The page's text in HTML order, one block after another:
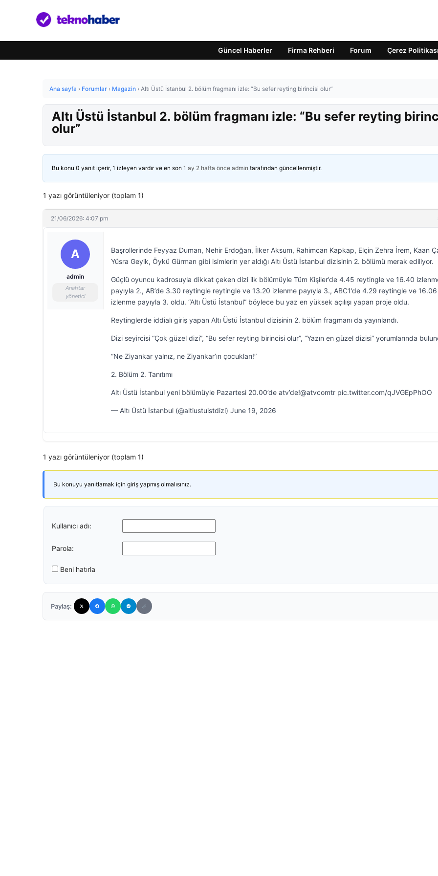
Güncel Haberler Firma Rehberi Forum Çerez Politikası
Ana sayfa › Forumlar › Magazin › Altı Üstü İstanbul 2. bölüm fragmanı izle: “Bu sefer reyting birincisi olur”
Altı Üstü İstanbul 2. bölüm fragmanı izle: “Bu sefer reyting
olur”
Bu konu 0 yanıt içerir, 1 izleyen vardır ve en son 1 ay 2 hafta önce admin tarafından güncellenmiştir.
1 yazı görüntüleniyor (toplam 1)
21/06/2026: 4:07 pm
A
admin
Anahtar
yönetici
Başrollerinde Feyyaz Duman, Nehir Erdoğan, İlker Aksum, Rahimcan Kapkap, Elçin Zehra İrem, Kaan
Yüsra Geyik, Öykü Gürman gibi isimlerin yer aldığı Altı Üstü İstanbul dizisinin 2. bölümü merak ediliyor.
Güçlü oyuncu kadrosuyla dikkat çeken dizi ilk bölümüyle Tüm Kişiler’de 4.45 reytingle ve 16.40
payıyla 2., AB’de 3.30 reytingle reytingle ve 13.20 izlenme payıyla 3., ABC1’de 4.29 reytingle ve 16.06
izlenme payıyla 3. oldu. “Altı Üstü İstanbul” böylece bu yaz en yüksek açılışı yapan proje oldu.
Reytinglerde iddialı giriş yapan Altı Üstü İstanbul dizisinin 2. bölüm fragmanı da yayınlandı.
Dizi seyircisi “Çok güzel dizi”, “Bu sefer reyting birincisi olur”, “Yazın en güzel dizisi” yorumlarında
“Ne Ziyankar yalnız, ne Ziyankar’ın çocukları!”
2. Bölüm 2. Tanıtımı
Altı Üstü İstanbul yeni bölümüyle Pazartesi 20.00’de atv’de!@atvcomtr pic.twitter.com/qJVGEpPhOO
— Altı Üstü İstanbul (@altiustuistdizi) June 19, 2026
1 yazı görüntüleniyor (toplam 1)
Bu konuyu yanıtlamak için giriş yapmış olmalısınız.
Kullanıcı adı:
Parola:
Beni hatırla
Paylaş: